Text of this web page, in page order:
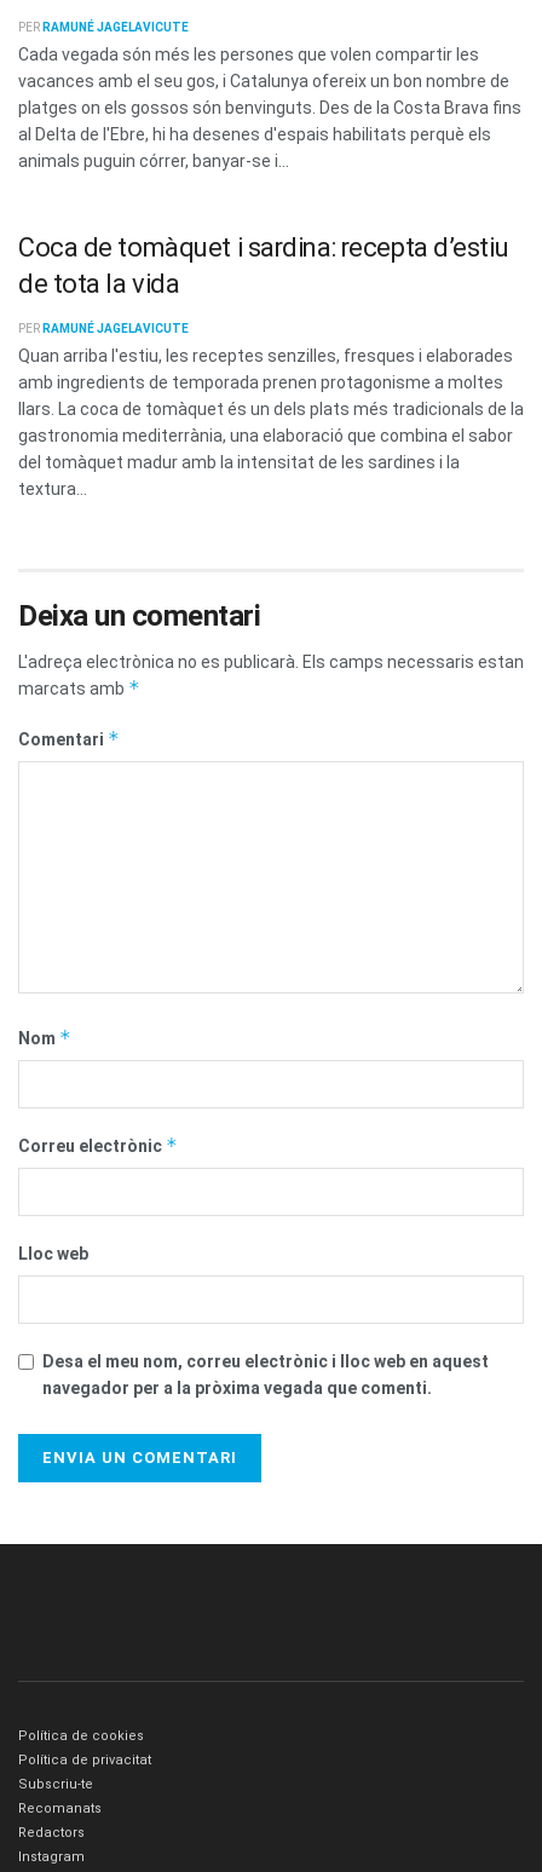
PER RAMUNÉ JAGELAVICUTE
Cada vegada són més les persones que volen compartir les
vacances amb el seu gos, i Catalunya ofereix un bon nombre de
platges on els gossos són benvinguts. Des de la Costa Brava fins
al Delta de l'Ebre, hi ha desenes d'espais habilitats perquè els
animals puguin córrer, banyar-se i...
Coca de tomàquet i sardina: recepta d’estiu
de tota la vida
PER RAMUNÉ JAGELAVICUTE
Quan arriba l'estiu, les receptes senzilles, fresques i elaborades
amb ingredients de temporada prenen protagonisme a moltes
llars. La coca de tomàquet és un dels plats més tradicionals de la
gastronomia mediterrània, una elaboració que combina el sabor
del tomàquet madur amb la intensitat de les sardines i la
textura...
Deixa un comentari
L'adreça electrònica no es publicarà. Els camps necessaris estan
marcats amb *
Comentari *
Nom *
Correu electrònic *
Lloc web
Desa el meu nom, correu electrònic i lloc web en aquest
navegador per a la pròxima vegada que comenti.
Política de cookies
Política de privacitat
Subscriu-te
Recomanats
Redactors
Instagram